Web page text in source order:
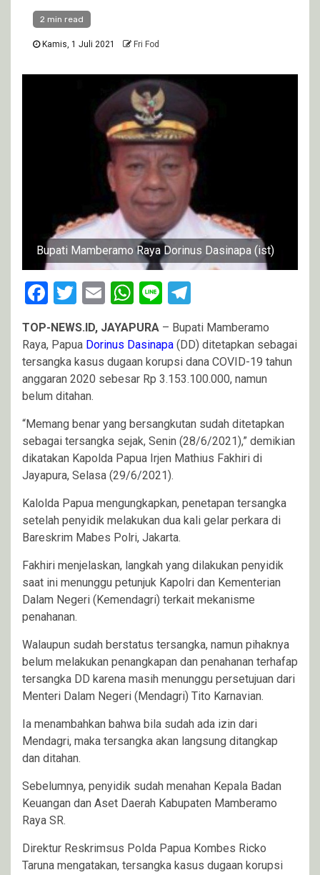
2 min read
Kamis, 1 Juli 2021 Fri Fod
Bupati Mamberamo Raya Dorinus Dasinapa (ist)
Facebook
Twitter
EmailWhatsApp
Line
TOP-NEWS.ID, JAYAPURA – Bupati Mamberamo
Raya, Papua Dorinus Dasinapa (DD) ditetapkan sebagai
tersangka kasus dugaan korupsi dana COVID-19 tahun
anggaran 2020 sebesar Rp 3.153.100.000, namun
belum ditahan.
“Memang benar yang bersangkutan sudah ditetapkan
sebagai tersangka sejak, Senin (28/6/2021),” demikian
dikatakan Kapolda Papua Irjen Mathius Fakhiri di
Jayapura, Selasa (29/6/2021).
Kalolda Papua mengungkapkan, penetapan tersangka
setelah penyidik melakukan dua kali gelar perkara di
Bareskrim Mabes Polri, Jakarta.
Fakhiri menjelaskan, langkah yang dilakukan penyidik
saat ini menunggu petunjuk Kapolri dan Kementerian
Dalam Negeri (Kemendagri) terkait mekanisme
penahanan.
Walaupun sudah berstatus tersangka, namun pihaknya
belum melakukan penangkapan dan penahanan terhafap
tersangka DD karena masih menunggu persetujuan dari
Menteri Dalam Negeri (Mendagri) Tito Karnavian.
Ia menambahkan bahwa bila sudah ada izin dari
Mendagri, maka tersangka akan langsung ditangkap
dan ditahan.
Sebelumnya, penyidik sudah menahan Kepala Badan
Keuangan dan Aset Daerah Kabupaten Mamberamo
Raya SR.
Direktur Reskrimsus Polda Papua Kombes Ricko
Taruna mengatakan, tersangka kasus dugaan korupsi